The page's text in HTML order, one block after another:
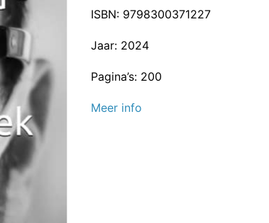
ISBN: 9798300371227
Jaar: 2024
Pagina’s: 200
Meer info